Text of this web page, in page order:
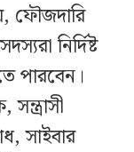
ফৌজদারি
নির্দিষ্ট
পারবেন।
সাইবার